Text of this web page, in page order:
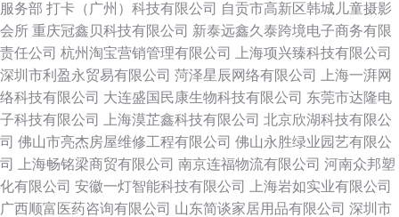
服务部 打卡（广州）科技有限公司 自贡市高新区韩城儿童摄影
会所 重庆冠鑫贝科技有限公司 新泰远鑫久泰跨境电子商务有限
责任公司 杭州淘宝营销管理有限公司
上海项兴臻科技有限公司
深圳市利盈永贸易有限公司 菏泽星辰网络有限公司
上海一湃网
络科技有限公司 大连盛国民康生物科技有限公司 东莞市达隆电
子科技有限公司
上海漠芷鑫科技有限公司 北京欣湖科技有限公
司 佛山市亮杰房屋维修工程有限公司 佛山永胜绿业园艺有限公
司
上海畅铭梁商贸有限公司 南京连福物流有限公司 河南众邦塑
化有限公司 安徽一灯智能科技有限公司
上海岩如实业有限公司
广西顺富医药咨询有限公司 山东简谈家居用品有限公司 深圳市